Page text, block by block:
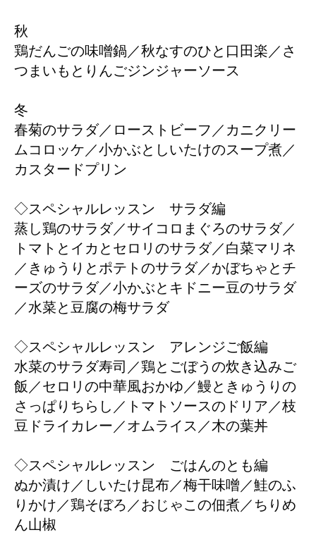
秋
鶏だんごの味噌鍋／秋なすのひと口田楽／さ
つまいもとりんごジンジャーソース
冬
春菊のサラダ／ローストビーフ／カニクリー
ムコロッケ／小かぶとしいたけのスープ煮／
カスタードプリン
◇スペシャルレッスン サラダ編
蒸し鶏のサラダ／サイコロまぐろのサラダ／
トマトとイカとセロリのサラダ／白菜マリネ
／きゅうりとポテトのサラダ／かぼちゃとチ
ーズのサラダ／小かぶとキドニー豆のサラダ
／水菜と豆腐の梅サラダ
◇スペシャルレッスン アレンジご飯編
水菜のサラダ寿司／鶏とごぼうの炊き込みご
飯／セロリの中華風おかゆ／鰻ときゅうりの
さっぱりちらし／トマトソースのドリア／枝
豆ドライカレー／オムライス／木の葉丼
◇スペシャルレッスン ごはんのとも編
ぬか漬け／しいたけ昆布／梅干味噌／鮭のふ
りかけ／鶏そぼろ／おじゃこの佃煮／ちりめ
ん山椒